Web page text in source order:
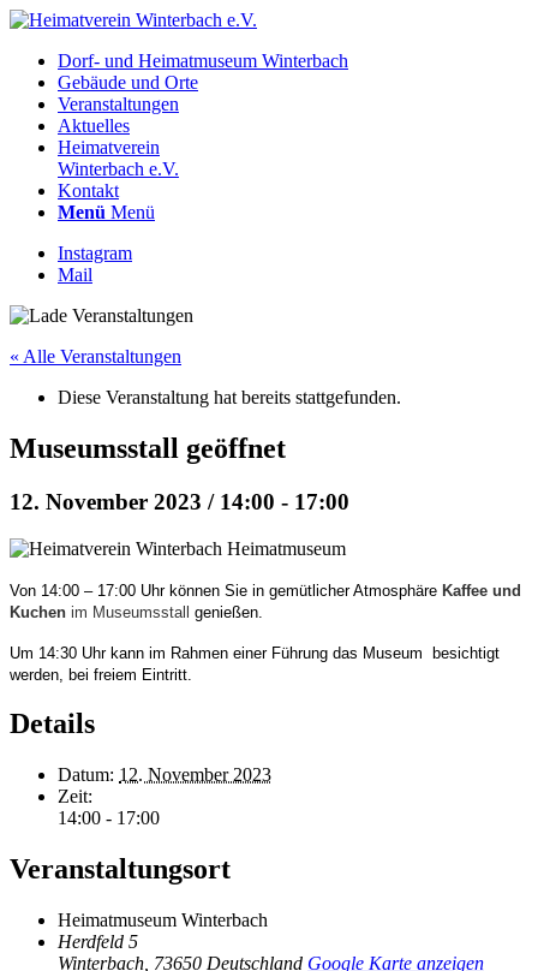
Dorf- und Heimatmuseum Winterbach
Gebäude und Orte
Veranstaltungen
Aktuelles
Heimatverein
Winterbach e.V.
Kontakt
Menü Menü
Instagram
Mail
« Alle Veranstaltungen
Diese Veranstaltung hat bereits stattgefunden.
Museumsstall geöffnet
12. November 2023 / 14:00 - 17:00
Von 14:00 – 17:00 Uhr können Sie in gemütlicher Atmosphäre Kaffee und
Kuchen im Museumsstall genießen.
Um 14:30 Uhr kann im Rahmen einer Führung das Museum besichtigt
werden, bei freiem Eintritt.
Details
Datum: 12. November 2023
Zeit:
14:00 - 17:00
Veranstaltungsort
Heimatmuseum Winterbach
Herdfeld 5
Winterbach 73650 Deutschland Google Karte anzeigen